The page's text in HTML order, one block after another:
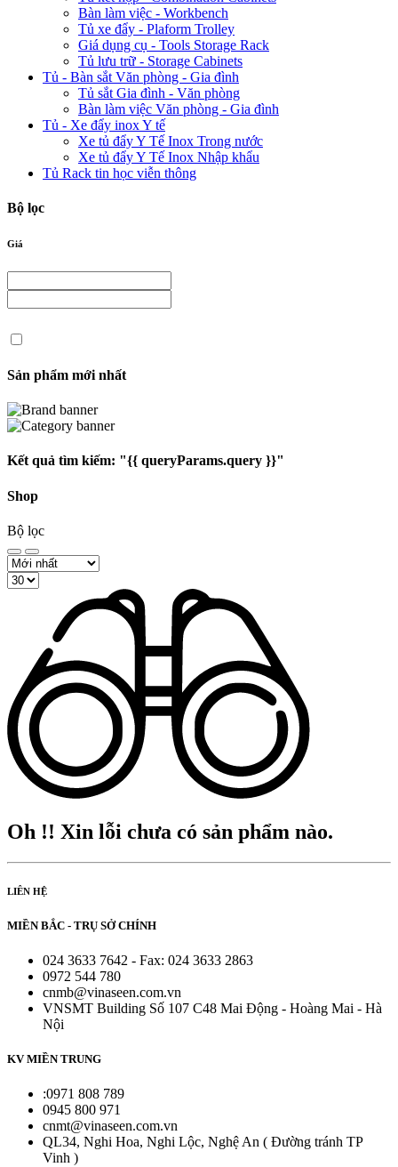
Bàn làm việc - Workbench
Tủ xe đẩy - Plaform Trolley
Giá dụng cụ - Tools Storage Rack
Tủ lưu trữ - Storage Cabinets
Tủ - Bàn sắt Văn phòng - Gia đình
Tủ sắt Gia đình - Văn phòng
Bàn làm việc Văn phòng - Gia đình
Tủ - Xe đẩy inox Y tế
Xe tủ đẩy Y Tế Inox Trong nước
Xe tủ đẩy Y Tế Inox Nhập khẩu
Tủ Rack tin học viễn thông
Bộ lọc
Giá
Sản phẩm mới nhất
Kết quả tìm kiếm: "{{ queryParams.query }}"
Shop
Bộ lọc
Oh !! Xin lỗi chưa có sản phẩm nào.
LIÊN HỆ
MIỀN BẮC - TRỤ SỞ CHÍNH
024 3633 7642 - Fax: 024 3633 2863
0972 544 780
cnmb@vinaseen.com.vn
VNSMT Building Số 107 C48 Mai Động - Hoàng Mai - Hà
Nội
KV MIỀN TRUNG
:0971 808 789
0945 800 971
cnmt@vinaseen.com.vn
QL34, Nghi Hoa, Nghi Lộc, Nghệ An ( Đường tránh TP
Vinh )